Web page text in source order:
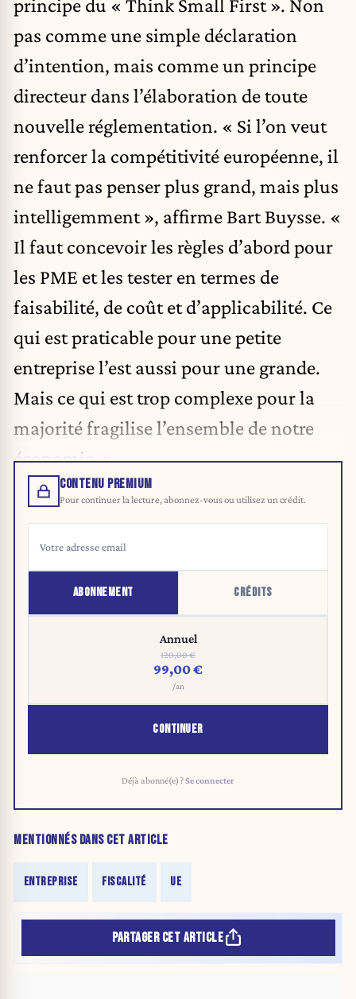
principe du « Think Small First ». Non
pas comme une simple déclaration
d’intention, mais comme un principe
directeur dans l’élaboration de toute
nouvelle réglementation. « Si l’on veut
renforcer la compétitivité européenne, il
ne faut pas penser plus grand, mais plus
intelligemment », affirme Bart Buysse. «
Il faut concevoir les règles d’abord pour
les PME et les tester en termes de
faisabilité, de coût et d’applicabilité. Ce
qui est praticable pour une petite
entreprise l’est aussi pour une grande.
Mais ce qui est trop complexe pour la
majorité fragilise l’ensemble de notre
économie. »
CONTENU PREMIUM
Pour continuer la lecture, abonnez-vous ou utilisez un crédit.
ABONNEMENT CRÉDITS
Annuel
120,00 €
99,00 €
/an
CONTINUER
Déjà abonné(e) ?Se connecter
MENTIONNÉS DANS CET ARTICLE
ENTREPRISE FISCALITÉ UE
PARTAGER CET ARTICLE